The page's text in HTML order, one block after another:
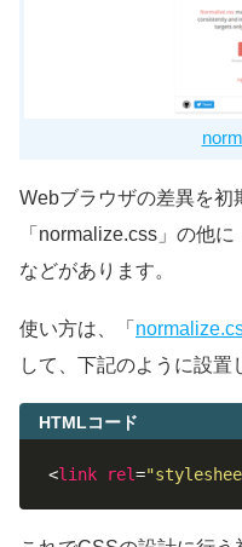
Webブラウザの差異を初
「normalize.css」の他
などがあります。
使い方は、「
して、下記のように設置
HTMLコード
<link rel=